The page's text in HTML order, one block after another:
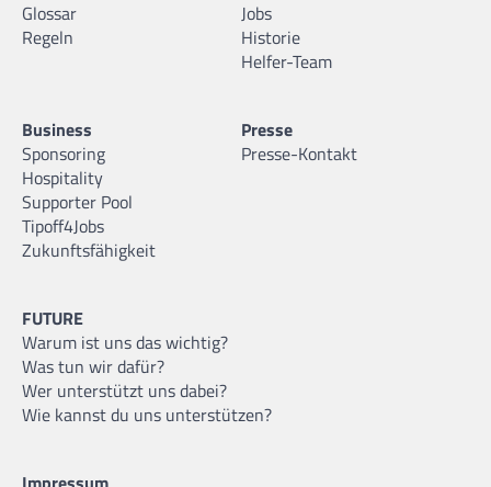
Glossar
Regeln
Jobs
Historie
Helfer-Team
Business
Sponsoring
Hospitality
Supporter Pool
Tipoff4Jobs
Zukunftsfähigkeit
Presse
Presse-Kontakt
FUTURE
Warum ist uns das wichtig?
Was tun wir dafür?
Wer unterstützt uns dabei?
Wie kannst du uns unterstützen?